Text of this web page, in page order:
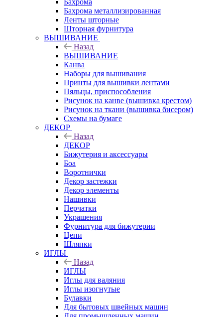
Бахрома
Бахрома металлизированная
Ленты шторные
Шторная фурнитура
ВЫШИВАНИЕ
Назад
ВЫШИВАНИЕ
Канва
Наборы для вышивания
Принты для вышивки лентами
Пяльцы, приспособления
Рисунок на канве (вышивка крестом)
Рисунок на ткани (вышивка бисером)
Схемы на бумаге
ДЕКОР
Назад
ДЕКОР
Бижутерия и аксессуары
Боа
Воротнички
Декор застежки
Декор элементы
Нашивки
Перчатки
Украшения
Фурнитура для бижутерии
Цепи
Шляпки
ИГЛЫ
Назад
ИГЛЫ
Иглы для валяния
Иглы изогнутые
Булавки
Для бытовых швейных машин